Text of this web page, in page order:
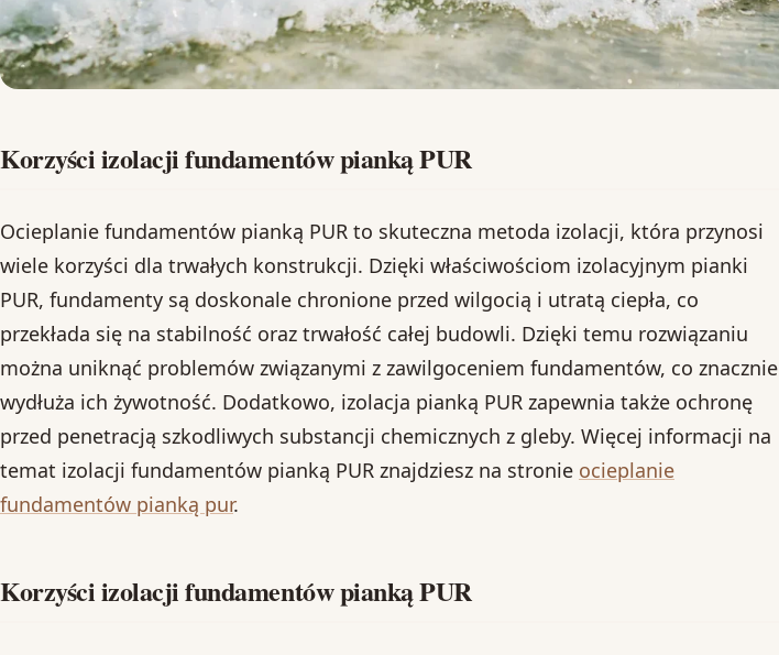
Korzyści izolacji fundamentów pianką PUR
Ocieplanie fundamentów pianką PUR to skuteczna metoda izolacji, która przynosi
wiele korzyści dla trwałych konstrukcji. Dzięki właściwościom izolacyjnym pianki
PUR, fundamenty są doskonale chronione przed wilgocią i utratą ciepła, co
przekłada się na stabilność oraz trwałość całej budowli. Dzięki temu rozwiązaniu
można uniknąć problemów związanymi z zawilgoceniem fundamentów, co znacznie
wydłuża ich żywotność. Dodatkowo, izolacja pianką PUR zapewnia także ochronę
przed penetracją szkodliwych substancji chemicznych z gleby. Więcej informacji na
temat izolacji fundamentów pianką PUR znajdziesz na stronie ocieplanie
fundamentów pianką pur.
Korzyści izolacji fundamentów pianką PUR